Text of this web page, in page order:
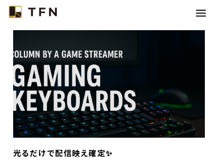
TFNとは
コラボレーション
カテゴリー
コラム
お問い合わせ
光るだけで配信映え確定✨